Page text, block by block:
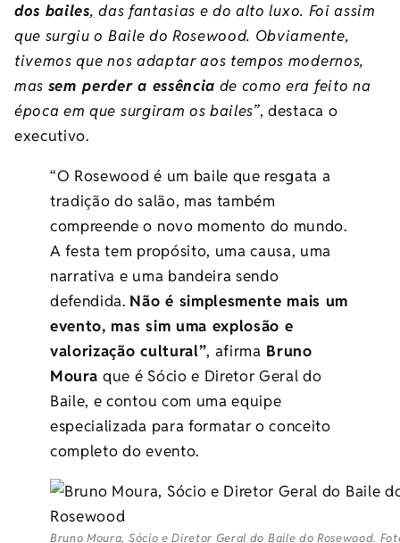
dos bailes, das fantasias e do alto luxo. Foi assim
que surgiu o Baile do Rosewood. Obviamente,
tivemos que nos adaptar aos tempos modernos,
mas sem perder a essência de como era feito na
época em que surgiram os bailes”, destaca o
executivo.
“O Rosewood é um baile que resgata a
tradição do salão, mas também
compreende o novo momento do mundo.
A festa tem propósito, uma causa, uma
narrativa e uma bandeira sendo
defendida. Não é simplesmente mais um
evento, mas sim uma explosão e
valorização cultural”, afirma Bruno
Mouraque é Sócio e Diretor Geral do
Baile, e contou com uma equipe
especializada para formatar o conceito
completo do evento.
Bruno Moura, Sócio e Diretor Geral do Baile do Rosewood.